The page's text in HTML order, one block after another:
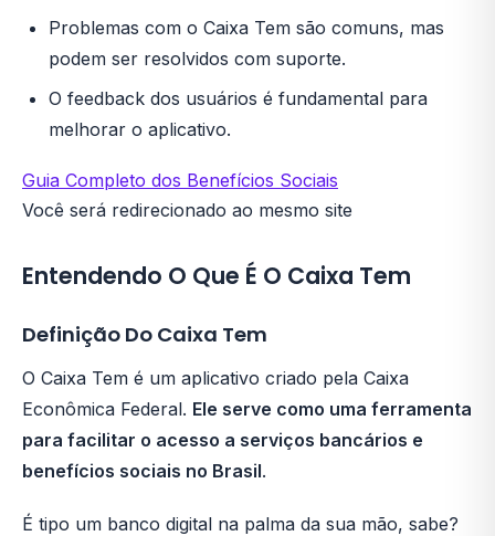
Problemas com o Caixa Tem são comuns, mas
podem ser resolvidos com suporte.
O feedback dos usuários é fundamental para
melhorar o aplicativo.
Guia Completo dos Benefícios Sociais
Você será redirecionado ao mesmo site
Entendendo O Que É O Caixa Tem
Definição Do Caixa Tem
O Caixa Tem é um aplicativo criado pela Caixa
Econômica Federal. Ele serve como uma ferramenta
para facilitar o acesso a serviços bancários e
benefícios sociais no Brasil.
É tipo um banco digital na palma da sua mão, sabe?